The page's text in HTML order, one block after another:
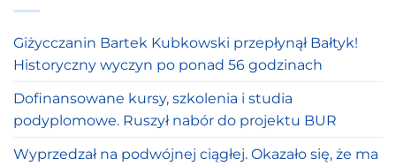
Giżycczanin Bartek Kubkowski przepłynął Bałtyk!
Historyczny wyczyn po ponad 56 godzinach
Dofinansowane kursy, szkolenia i studia
podyplomowe. Ruszył nabór do projektu BUR
Wyprzedzał na podwójnej ciągłej. Okazało się, że ma